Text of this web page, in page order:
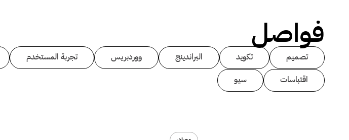
فواصل
تصميم تكويد البراندينج ووردبريس تجربة المستخدم
اقتباسات
سيو